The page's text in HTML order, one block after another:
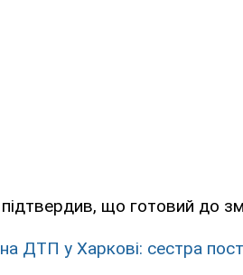
що готовий до
ДТП у Харкові: сестра